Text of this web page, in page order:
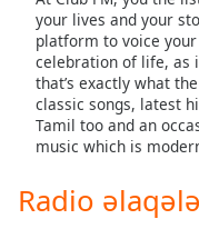
subtitles
settings
dialog
subtitles
off,
selected
Audio
Track
your lives and your
platform to voice
celebration of life, as
that’s exactly what
classic songs, latest
Tamil too and an
music which is
Radio